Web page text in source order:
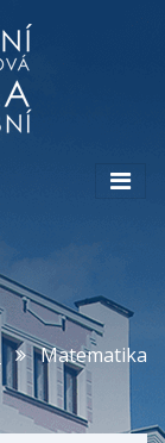
Matematika